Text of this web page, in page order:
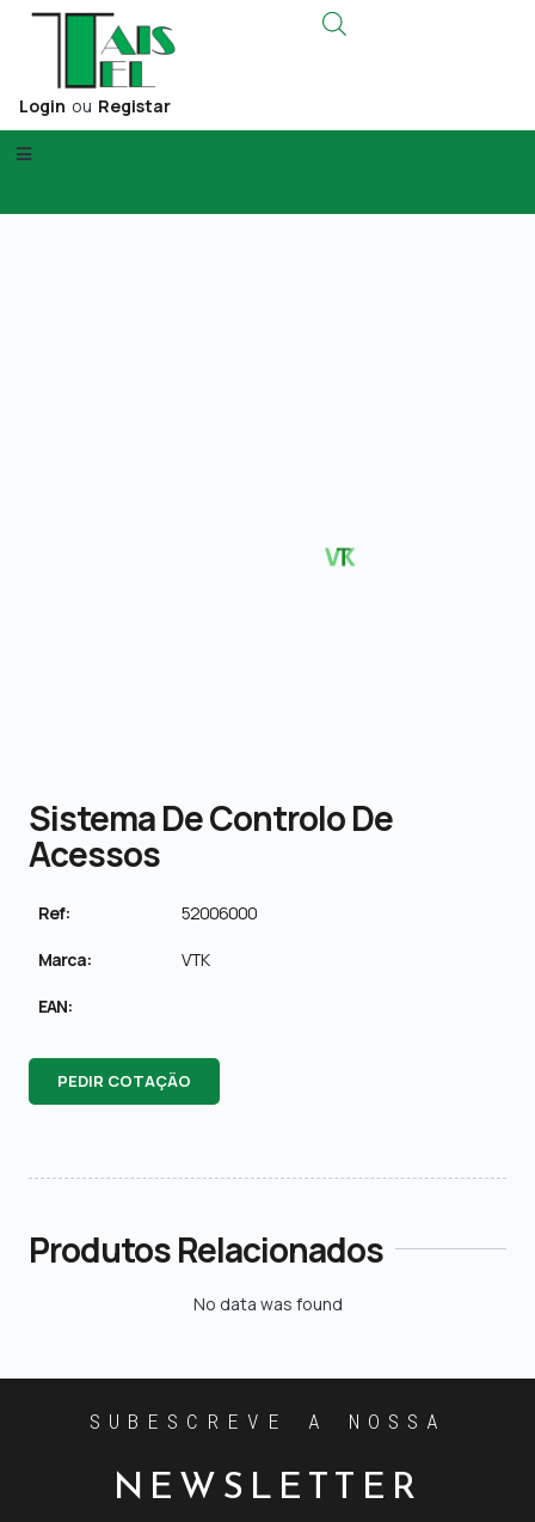
Login ou Registar
Sistema De Controlo De
Acessos
Ref: 52006000
Marca: VTK
EAN:
PEDIR COTAÇÃO
Produtos Relacionados
No data was found
SUBESCREVE A NOSSA
NEWSLETTER